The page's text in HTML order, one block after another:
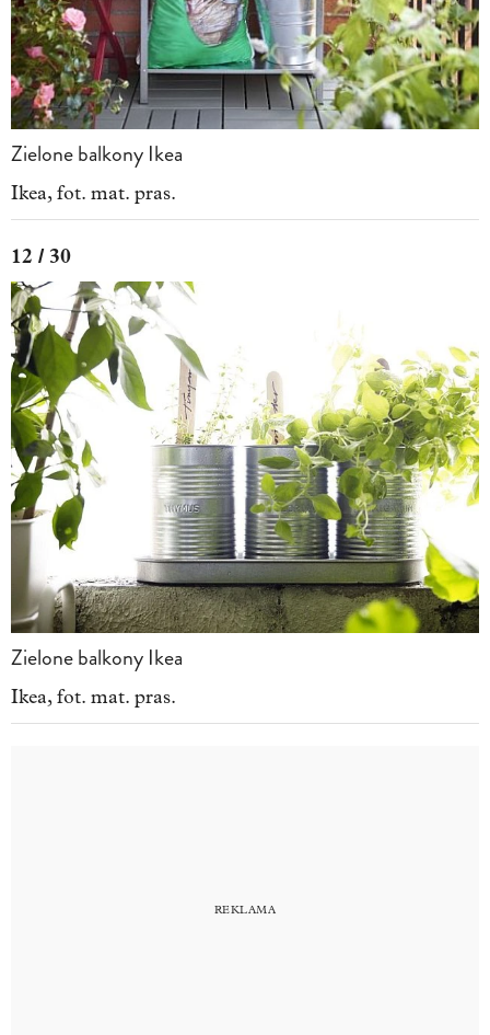
Zielone balkony Ikea
Ikea, fot. mat. pras.
12 / 30
Zielone balkony Ikea
Ikea, fot. mat. pras.